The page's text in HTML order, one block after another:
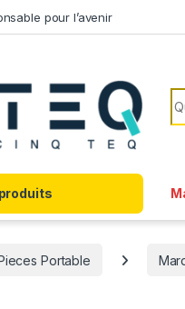
pour l’avenir
Portable